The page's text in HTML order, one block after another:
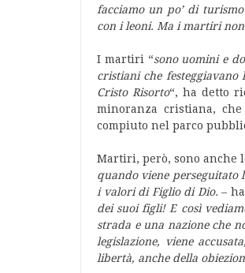
facciamo un po’ di
con i leoni. Ma i martiri
I martiri “sono uomini e
cristiani che
Cristo Risorto“, ha detto
minoranza cristiana,
compiuto nel parco
Martiri, però, sono anche
quando viene perseguitato
i valori di Figlio di Dio. –
dei suoi figli! E così
strada e una nazione che
legislazione, viene
libertà, anche della